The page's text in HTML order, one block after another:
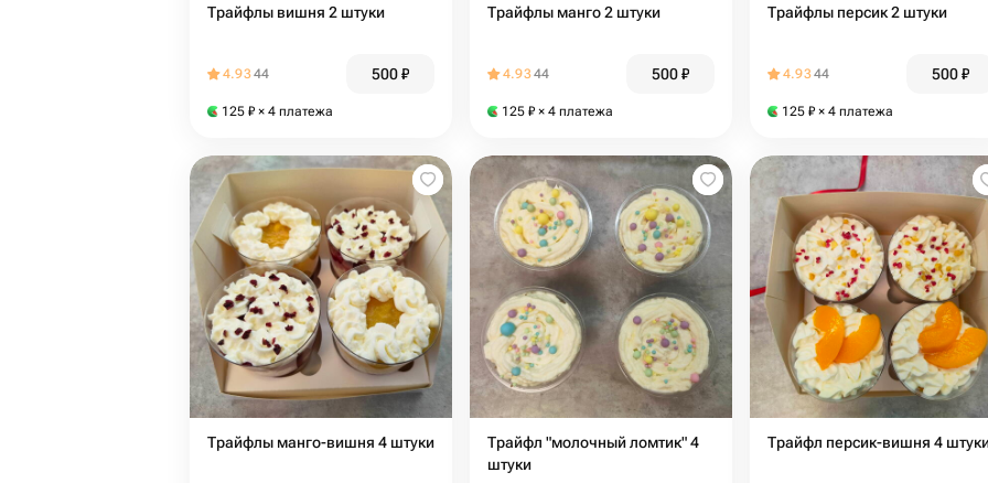
Трайфлы вишня 2 штуки
4.9344 500₽
125 ₽ × 4 платежа
Трайфлы манго 2 штуки
4.9344 500₽
125 ₽ × 4 платежа
Трайфлы персик 2 штуки
4.9344 500₽
125 ₽ × 4 платежа
Трайфлы манго-вишня 4 штуки
Трайфл "молочный ломтик" 4
штуки
Трайфл персик-вишня 4